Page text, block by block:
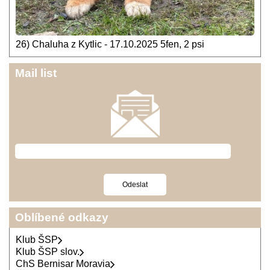
26) Chaluha z Kytlic - 17.10.2025 5fen, 2 psi
Mail list
Oblíbené odkazy
Klub ŠSP
Klub ŠSP slov.
ChS Bernisar Moravia